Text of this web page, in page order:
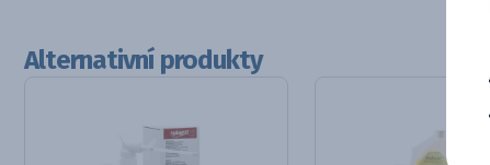
Alternativní produkty